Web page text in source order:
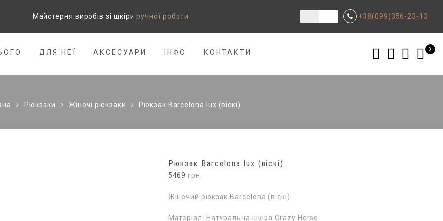
Майстерня виробів зі шкіри ручної роботи +38(099)356-23-13
ДЛЯ НЕЇ АКСЕСУАРИ ІНФО КОНТАКТИ 0
Рюкзаки Жіночі рюкзаки Рюкзак Barcelona lux (віскі)
Рюкзак Barcelona lux (віскі)
5469 грн.
Жіночий рюкзак Barcelona (віскі).
Матеріал: Натуральна шкіра Crazy Horse